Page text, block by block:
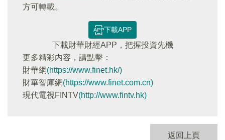
方可轉載。
下載APP
下載財華財經APP，把握投資先機
更多精彩内容，請點擊：
財華網(https://www.finet.hk/)
財華智庫網(https://www.finet.com.cn)
現代電視FINTV(http://www.fintv.hk)
返回上頁